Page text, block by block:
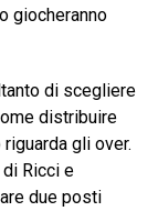
giocheranno
di scegliere
distribuire
gli over.
Ricci e
due posti